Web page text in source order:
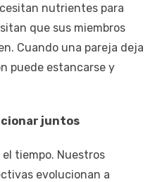
nutrientes para
que sus miembros
Cuando una pareja deja
puede estancarse y
juntos
tiempo. Nuestros
evolucionan a